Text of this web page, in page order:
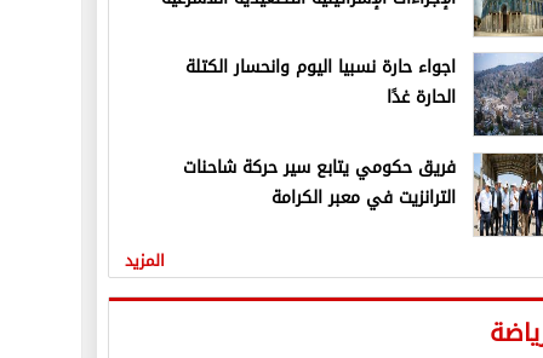
اجواء حارة نسبيا اليوم وانحسار الكتلة
الحارة غدًا
فريق حكومي يتابع سير حركة شاحنات
الترانزيت في معبر الكرامة
المزيد